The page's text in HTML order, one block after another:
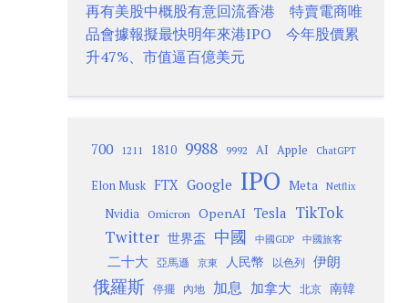
再有美股中概股有意回流香港 特賣電商唯
品會據報擬最快明年來港IPO 今年股價累
升47%、市值逼百億美元
700 1211 1810 9988 9992 AI Apple ChatGPT
Elon Musk FTX Google IPO Meta Netflix
Nvidia Omicron OpenAI Tesla TikTok
Twitter 世界盃 中國 中國GDP 中國旅客
二十大 亞馬遜 京東 人民幣 以色列 伊朗
俄羅斯 停擺 內地 加息 加拿大 北京
南韓